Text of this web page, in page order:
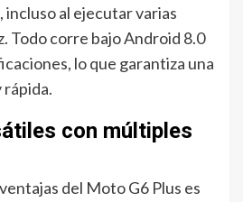
incluso al ejecutar varias
Todo corre bajo Android 8.0
lo que garantiza una
rápida.
con múltiples
del Moto G6 Plus es